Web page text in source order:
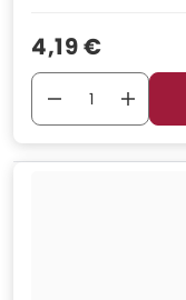
Verkaufspreis
4,19 €